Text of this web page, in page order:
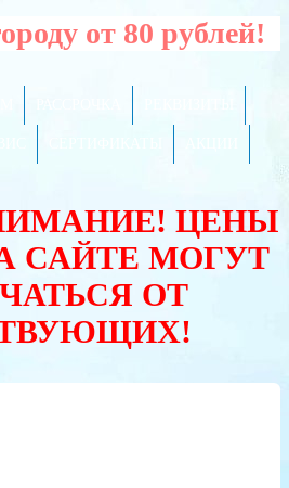
от 80 рублей!
ЦЕНЫ
САЙТЕ МОГУТ
ОТ